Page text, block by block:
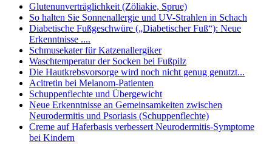
Glutenunverträglichkeit (Zöliakie, Sprue)
So halten Sie Sonnenallergie und UV-Strahlen in Schach
Diabetische Fußgeschwüre („Diabetischer Fuß“): Neue
Erkenntnisse ....
Schmusekater für Katzenallergiker
Waschtemperatur der Socken bei Fußpilz
Die Hautkrebsvorsorge wird noch nicht genug genutzt...
Acitretin bei Melanom-Patienten
Schuppenflechte und Übergewicht
Neue Erkenntnisse an Gemeinsamkeiten zwischen
Neurodermitis und Psoriasis (Schuppenflechte)
Creme auf Haferbasis verbessert Neurodermitis-Symptome
bei Kindern